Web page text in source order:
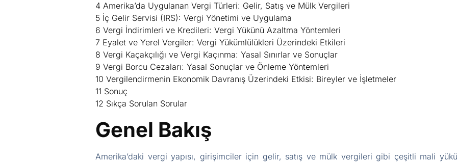
4 Amerika’da Uygulanan Vergi Türleri: Gelir, Satış ve Mülk Vergileri
5 İç Gelir Servisi (IRS): Vergi Yönetimi ve Uygulama
6 Vergi İndirimleri ve Kredileri: Vergi Yükünü Azaltma Yöntemleri
7 Eyalet ve Yerel Vergiler: Vergi Yükümlülükleri Üzerindeki Etkileri
8 Vergi Kaçakçılığı ve Vergi Kaçınma: Yasal Sınırlar ve Sonuçlar
9 Vergi Borcu Cezaları: Yasal Sonuçlar ve Önleme Yöntemleri
10 Vergilendirmenin Ekonomik Davranış Üzerindeki Etkisi: Bireyler ve İşletmeler
11 Sonuç
12 Sıkça Sorulan Sorular
Genel Bakış
Amerika’daki vergi yapısı, girişimciler için gelir, satış ve mülk vergileri gibi çeşitli mali